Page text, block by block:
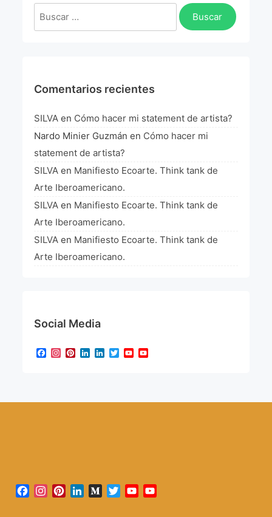
Manifiesto Ecoarte
Buscar:
Comentarios recientes
SILVA en Cómo hacer mi statement de artista?
Nardo Minier Guzmán en Cómo hacer mi
statement de artista?
SILVA en Manifiesto Ecoarte. Think tank de
Arte Iberoamericano.
SILVA en Manifiesto Ecoarte. Think tank de
Arte Iberoamericano.
SILVA en Manifiesto Ecoarte. Think tank de
Arte Iberoamericano.
Social Media
Facebook
Instagram
Pinterest
LinkedIn
LinkedIn
TwitterYouTube
Facebook
Instagram
PinterestLinkedInMediumTwitterYouTube